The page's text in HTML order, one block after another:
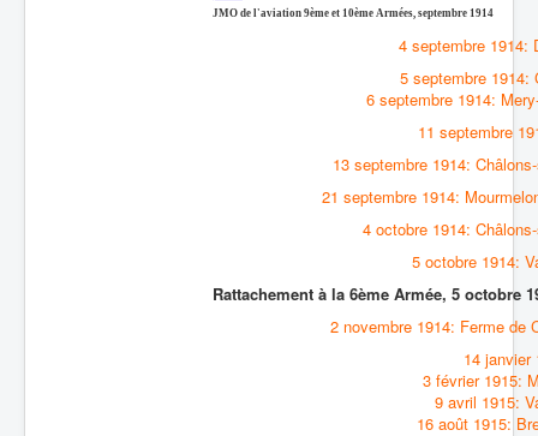
JMO de l'aviation 9ème et 10ème Armées, septembre 1914
4 septembre 1914:
5 septembre 1914:
6 septembre 1914:
11 septembre
13 septembre 1914:
21 septembre 1914:
4 octobre 1914:
5 octobre 1914:
Rattachement à la 6ème Armée, 5 octobre
2 novembre 1914: Ferme de
14 janvier
3 février 1915:
9 avril 1915:
16 août 1915: